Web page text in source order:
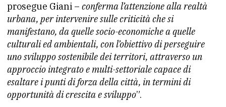
prosegue Giani – conferma l’attenzione alla realtà
urbana, per intervenire sulle criticità che si
manifestano, da quelle socio-economiche a quelle
culturali ed ambientali, con l’obiettivo di perseguire
uno sviluppo sostenibile dei territori, attraverso un
approccio integrato e multi-settoriale capace di
esaltare i punti di forza della città, in termini di
opportunità di crescita e sviluppo”.